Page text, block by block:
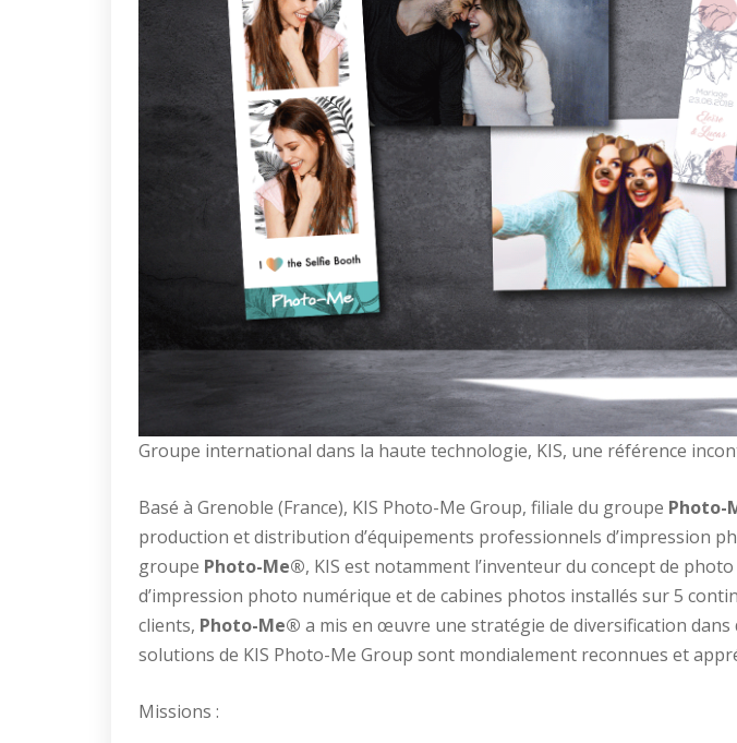
Groupe international dans la haute technologie, KIS, une référence
Basé à Grenoble (France), KIS Photo-Me Group, filiale du groupe Photo-
production et distribution d’équipements professionnels d’impression
groupe Photo-Me®, KIS est notamment l’inventeur du concept de
d’impression photo numérique et de cabines photos installés sur 5
clients, Photo-Me® a mis en œuvre une stratégie de diversification dans
solutions de KIS Photo-Me Group sont mondialement reconnues et
Missions :